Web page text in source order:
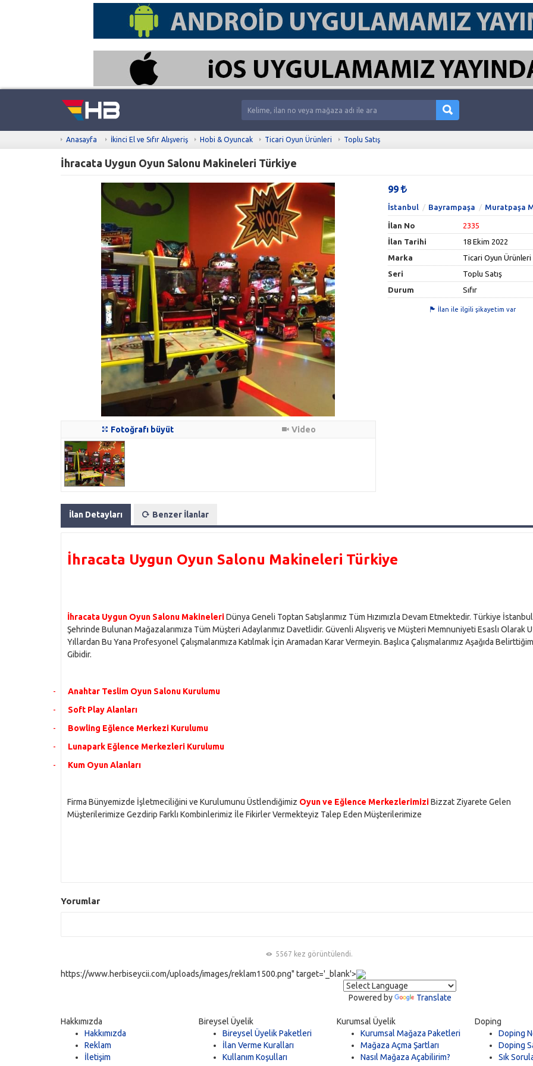
Anasayfa İkinci El ve Sıfır Alışveriş Hobi & Oyuncak Ticari Oyun Ürünleri Toplu Satış
İhracata Uygun Oyun Salonu Makineleri Türkiye
Fotoğrafı büyüt Video
99
İstanbul Bayrampaşa Muratpaşa
İlan No
2335
İlan Tarihi
18 Ekim 2022
Marka
Ticari Oyun Ürünleri
Seri
Toplu Satış
Durum
Sıfır
İlan ile ilgili şikayetim var
İlan Detayları Benzer İlanlar
İhracata Uygun Oyun Salonu Makineleri Türkiye
İhracata Uygun Oyun Salonu MakineleriDünya Geneli Toptan Satışlarımız Tüm Hızımızla Devam Etmektedir. Türkiye İstanbul
Şehrinde Bulunan Mağazalarımıza Tüm Müşteri Adaylarımız Davetlidir. Güvenli Alışveriş ve Müşteri Memnuniyeti Esaslı Olarak
Yıllardan Bu Yana Profesyonel Çalışmalarımıza Katılmak İçin Aramadan Karar Vermeyin. Başlıca Çalışmalarımız Aşağıda
Gibidir.
-
Anahtar Teslim Oyun Salonu Kurulumu
-
Soft Play Alanları
-
Bowling Eğlence Merkezi Kurulumu
-
Lunapark Eğlence Merkezleri Kurulumu
-
Kum Oyun Alanları
Firma Bünyemizde İşletmeciliğini ve Kurulumunu Üstlendiğimiz Oyun ve Eğlence MerkezlerimiziBizzat Ziyarete Gelen
Müşterilerimize Gezdirip Farklı Kombinlerimiz İle Fikirler Vermekteyiz Talep Eden Müşterilerimize
Yorumlar
5567 kez görüntülendi.
https://www.herbiseycii.com/uploads/images/reklam1500.png" target='_blank'>
Powered by Translate
Hakkımızda
Hakkımızda
Reklam
İletişim
Bireysel Üyelik
Bireysel Üyelik Paketleri
İlan Verme Kuralları
Kullanım Koşulları
Kurumsal Üyelik
Kurumsal Mağaza Paketleri
Mağaza Açma Şartları
Nasıl Mağaza Açabilirim?
Doping
Doping
Doping
Sık